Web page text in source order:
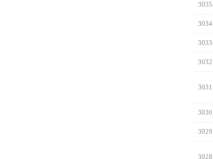
3035
3034
3033
3032
3031
3030
3029
3028